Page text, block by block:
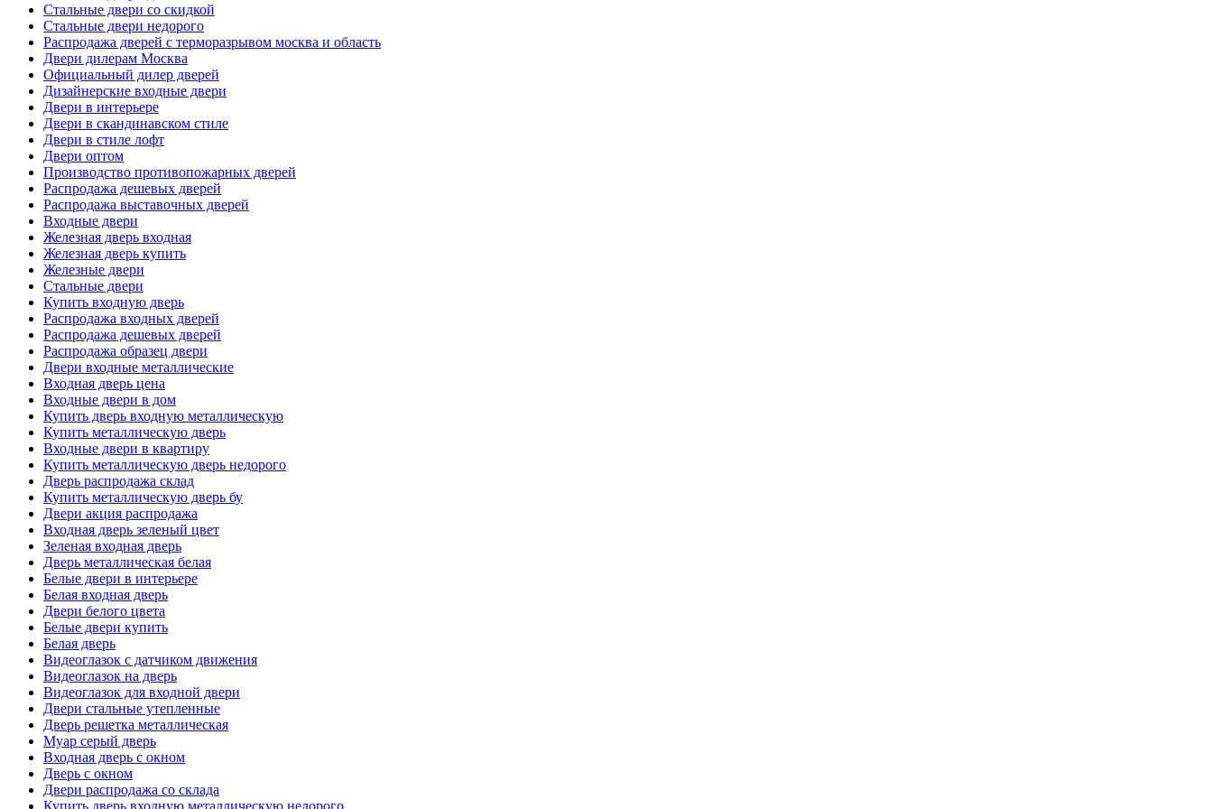
Стальные двери со скидкой
Стальные двери недорого
Распродажа дверей с терморазрывом москва и область
Двери дилерам Москва
Официальный дилер дверей
Дизайнерские входные двери
Двери в интерьере
Двери в скандинавском стиле
Двери в стиле лофт
Двери оптом
Производство противопожарных дверей
Распродажа дешевых дверей
Распродажа выставочных дверей
Входные двери
Железная дверь входная
Железная дверь купить
Железные двери
Стальные двери
Купить входную дверь
Распродажа входных дверей
Распродажа дешевых дверей
Распродажа образец двери
Двери входные металлические
Входная дверь цена
Входные двери в дом
Купить дверь входную металлическую
Купить металлическую дверь
Входные двери в квартиру
Купить металлическую дверь недорого
Дверь распродажа склад
Купить металлическую дверь бу
Двери акция распродажа
Входная дверь зеленый цвет
Зеленая входная дверь
Дверь металлическая белая
Белые двери в интерьере
Белая входная дверь
Двери белого цвета
Белые двери купить
Белая дверь
Видеоглазок с датчиком движения
Видеоглазок на дверь
Видеоглазок для входной двери
Двери стальные утепленные
Дверь решетка металлическая
Муар серый дверь
Входная дверь с окном
Дверь с окном
Двери распродажа со склада
Купить дверь входную металлическую недорого